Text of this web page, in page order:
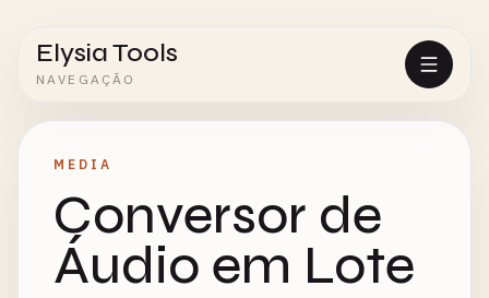
Elysia Tools
NAVEGAÇÃO
MEDIA
Conversor de
Áudio em Lote